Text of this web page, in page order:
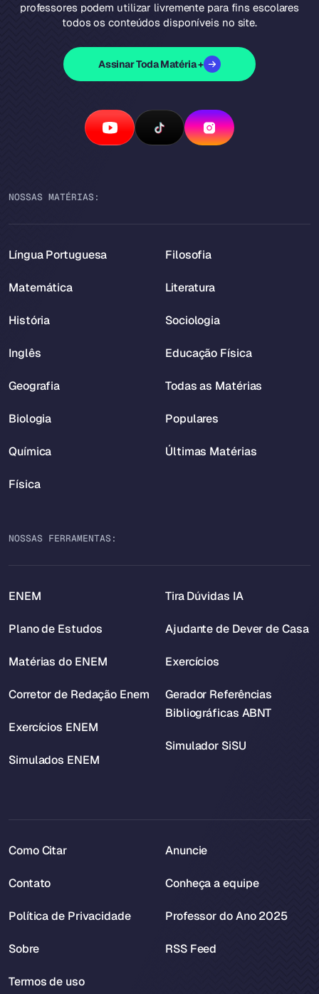
professores podem utilizar livremente para fins escolares
todos os conteúdos disponíveis no site.
Assinar Toda Matéria +
NOSSAS MATÉRIAS:
Língua Portuguesa
Matemática
História
Inglês
Geografia
Biologia
Química
Física
Filosofia
Literatura
Sociologia
Educação Física
Todas as Matérias
Populares
Últimas Matérias
NOSSAS FERRAMENTAS:
ENEM
Plano de Estudos
Matérias do ENEM
Corretor de Redação Enem
Exercícios ENEM
Simulados ENEM
Tira Dúvidas IA
Ajudante de Dever de Casa
Exercícios
Gerador Referências
Bibliográficas ABNT
Simulador SiSU
Como Citar
Contato
Política de Privacidade
Sobre
Termos de uso
Anuncie
Conheça a equipe
Professor do Ano 2025
RSS Feed